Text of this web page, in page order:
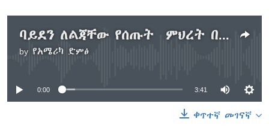
ባይደን ለልጃቸው የሰጡት ምህረት በፕሬዚደንታዊ ስልጣን ላይ ክርክር አስነስቷል
by የአሜሪካ ድምፅ
No media source currently available
0:00 3:41
ቀጥተኛ መገናኛ